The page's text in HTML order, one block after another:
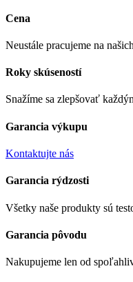
Cena
Neustále pracujeme na
Roky skúseností
Snažíme sa zlepšovať
Garancia výkupu
Kontaktujte nás
Garancia rýdzosti
Všetky naše produkty sú
Garancia pôvodu
Nakupujeme len od